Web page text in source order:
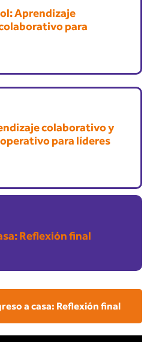
Aprendizaje
para
colaborativo y
para líderes
Reflexión final
a casa: Reflexión final